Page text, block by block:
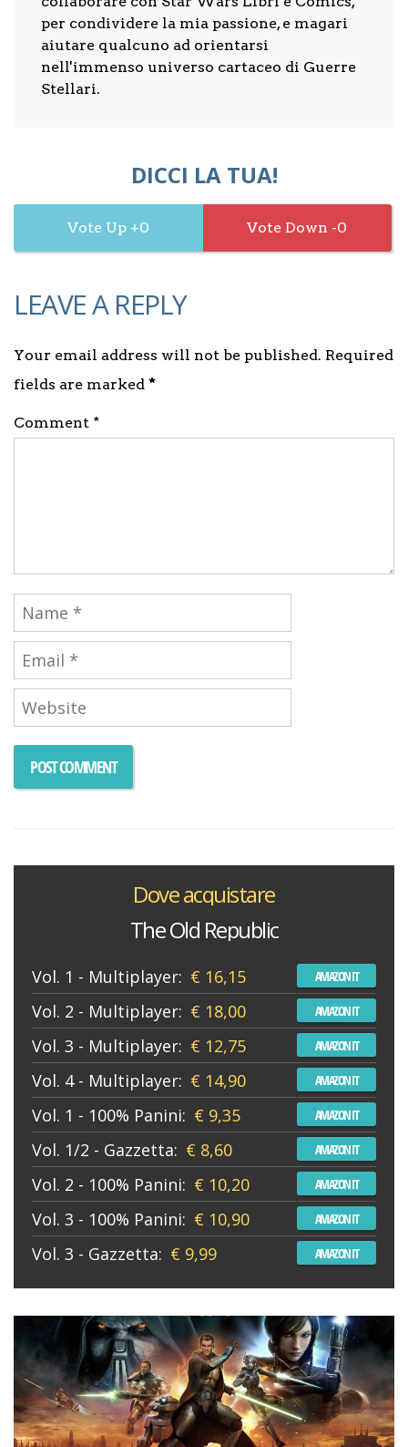
per condividere la mia passione, e magari
aiutare qualcuno ad orientarsi
nell'immenso universo cartaceo di Guerre
Stellari.
DICCI LA TUA!
0 0
LEAVE A REPLY
Your email address will not be published. Required
fields are marked *
Comment *
Dove acquistare
The Old Republic
Vol. 1 - Multiplayer: € 16,15 AMAZON IT
Vol. 2 - Multiplayer: € 18,00 AMAZON IT
Vol. 3 - Multiplayer: € 12,75 AMAZON IT
Vol. 4 - Multiplayer: € 14,90 AMAZON IT
Vol. 1 - 100% Panini: € 9,35 AMAZON IT
Vol. 1/2 - Gazzetta: € 8,60 AMAZON IT
Vol. 2 - 100% Panini: € 10,20 AMAZON IT
Vol. 3 - 100% Panini: € 10,90 AMAZON IT
Vol. 3 - Gazzetta: € 9,99 AMAZON IT